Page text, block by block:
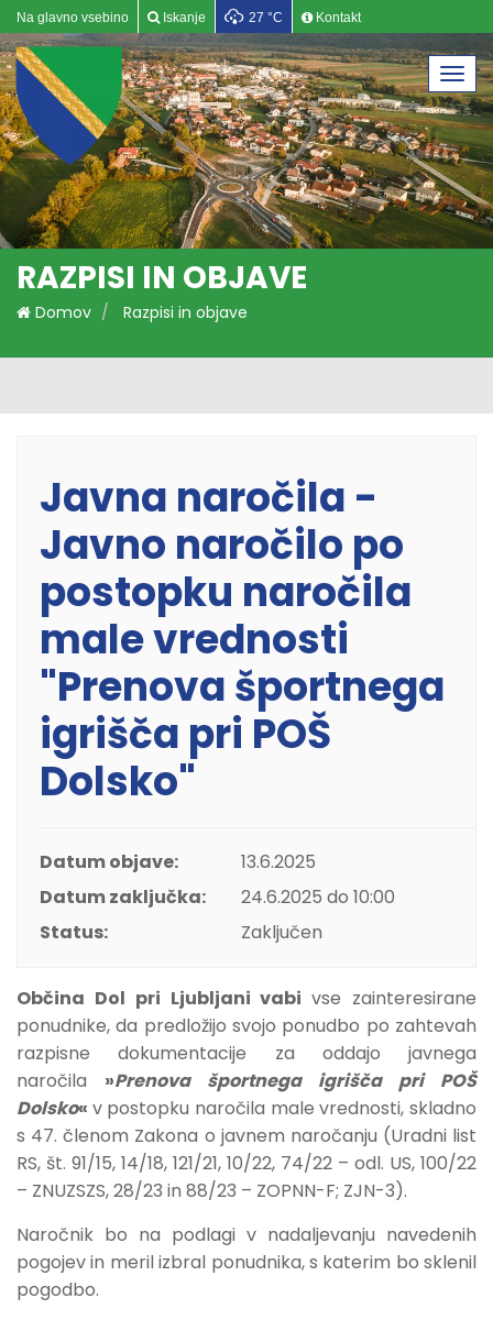
Na glavno vsebino Iskanje 27 °C Kontakt
RAZPISI IN OBJAVE
Domov Razpisi in objave
Javna naročila -
Javno naročilo po
postopku naročila
male vrednosti
"Prenova športnega
igrišča pri POŠ
Dolsko"
Datum objave:
13.6.2025
Datum zaključka:
24.6.2025 do 10:00
Status:
Zaključen
Občina Dol pri Ljubljanivabivse zainteresirane
ponudnike, da predložijo svojo ponudbo po zahtevah
razpisne dokumentacije za oddajo javnega
naročila »Prenova športnega igrišča pri POŠ
Dolsko« v postopku naročila male vrednosti, skladno
s 47. členom Zakona o javnem naročanju (Uradni list
RS, št. 91/15, 14/18, 121/21, 10/22, 74/22 – odl. US, 100/22
– ZNUZSZS, 28/23 in 88/23 – ZOPNN-F; ZJN-3).
Naročnik bo na podlagi v nadaljevanju navedenih
pogojev in meril izbral ponudnika, s katerim bo sklenil
pogodbo.